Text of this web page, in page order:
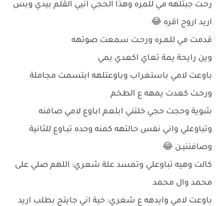
رحـت جبتلهه مي للمره وهذا الحجي انيي القلم بيدي وبس
اريد اروح اقره 😂
قدمت مي للمـره ورحـت سمعت صوتهه
وين رايحة يمة تعاي اكعدي يمي
باوعت لامي باستغراب وباوعتلهه ابتسمت مجاملة
ورحـت كعدت يمهه ع الطخم
شوية وحجت حجي خلتني ابلعم اباوع لامي صافنه
وتباوعلي واني نفس حالتهه كمنه وحده تبـاوع للثانية
وصافننيـن 😂
كالت وهيه تباوعلي وتمسد علة شعري: اللهم صلي على
محمد وال محمد
باوعت لامي وايدهه ع شعري: خية اني جايتج بطلب اريد